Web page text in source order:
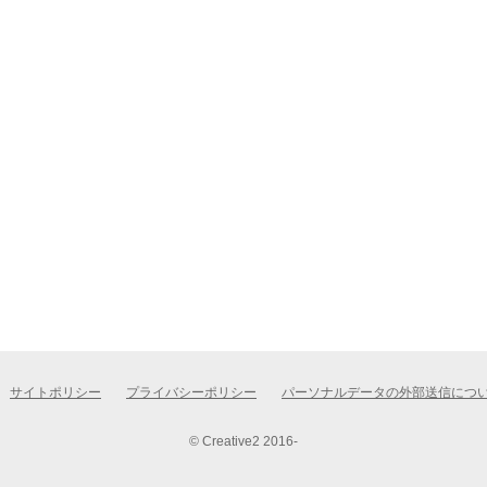
サイトポリシー プライバシーポリシー パーソナルデータの外部送信につ
© Creative2 2016-